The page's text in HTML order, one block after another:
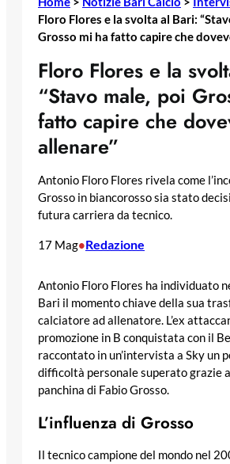
Floro Flores e la svolta al Bari:
Grosso mi ha fatto capire che
Floro Flores e la
“Stavo male, poi
fatto capire che
allenare”
Antonio Floro Flores rivela come
Grosso in biancorosso sia stato
futura carriera da tecnico.
17 Mag•Redazione
Antonio Floro Flores ha individuato
Bari il momento chiave della sua
calciatore ad allenatore. L’ex
promozione in B conquistata con il
raccontato in un’intervista a Sky un
difficoltà personale superato grazie
panchina di Fabio Grosso.
L’influenza di Grosso
Il tecnico campione del mondo nel